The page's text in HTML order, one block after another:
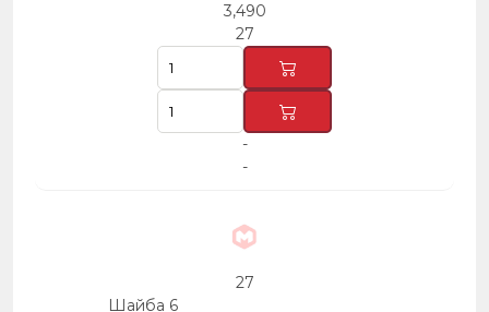
3,490
27
-
-
27
Шайба 6